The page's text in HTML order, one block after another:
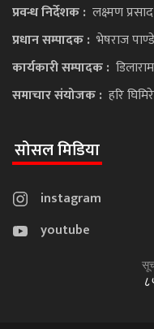
प्रवन्ध निर्देशक : लक्ष्मण
प्रधान सम्पादक : भेषराज पाण्डे
कार्यकारी सम्पादक :
समाचार संयोजक : हरि घिमिरे
सोसल मिडिया
instagram
youtube